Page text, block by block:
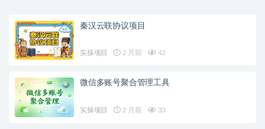
秦汉云联协议项目
实操项目 2 月前 42
微信多账号聚合管理工具
实操项目 2 月前 33